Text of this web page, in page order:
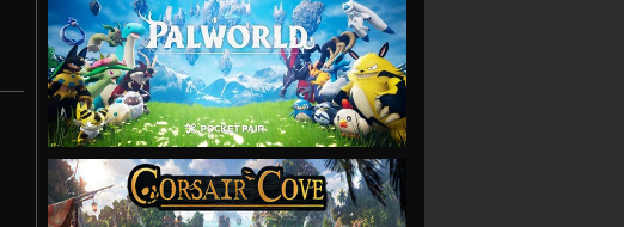
VIEW